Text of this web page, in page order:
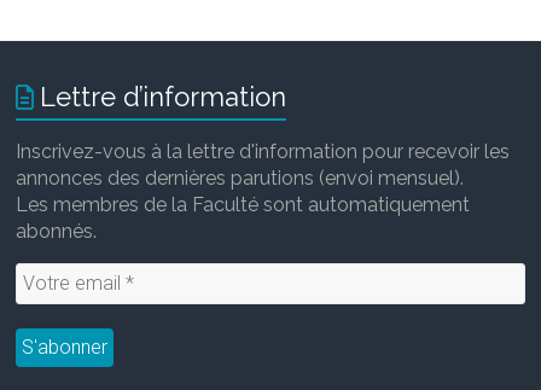
Lettre d’information
Inscrivez-vous à la lettre d'information pour recevoir les
annonces des dernières parutions (envoi mensuel).
Les membres de la Faculté sont automatiquement
abonnés.